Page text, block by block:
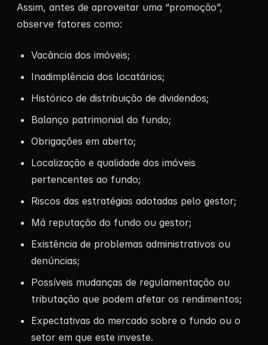
Assim, antes de aproveitar uma “promoção”,
observe fatores como:
Vacância dos imóveis;
Inadimplência dos locatários;
Histórico de distribuição de dividendos;
Balanço patrimonial do fundo;
Obrigações em aberto;
Localização e qualidade dos imóveis
pertencentes ao fundo;
Riscos das estratégias adotadas pelo gestor;
Má reputação do fundo ou gestor;
Existência de problemas administrativos ou
denúncias;
Possíveis mudanças de regulamentação ou
tributação que podem afetar os rendimentos;
Expectativas do mercado sobre o fundo ou o
setor em que este investe.